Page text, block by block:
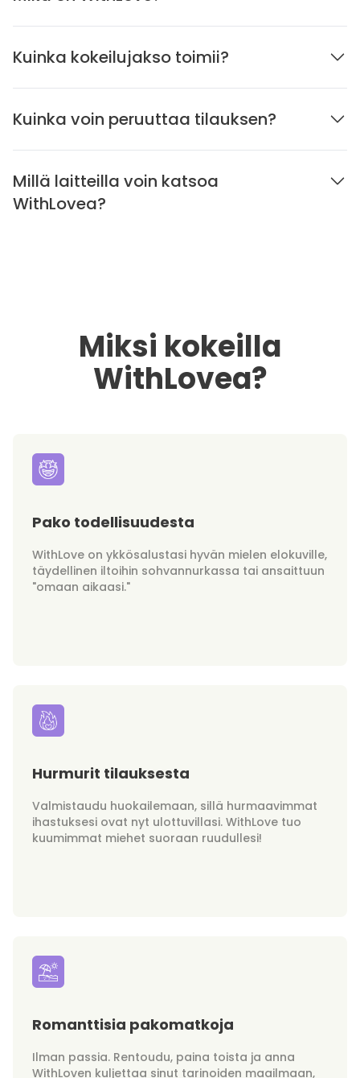
Kuinka kokeilujakso toimii?
Kuinka voin peruuttaa tilauksen?
Millä laitteilla voin katsoa
WithLovea?
Miksi kokeilla
WithLovea?
Pako todellisuudesta
WithLove on ykkösalustasi hyvän mielen elokuville,
täydellinen iltoihin sohvannurkassa tai ansaittuun
"omaan aikaasi."
Hurmurit tilauksesta
Valmistaudu huokailemaan, sillä hurmaavimmat
ihastuksesi ovat nyt ulottuvillasi. WithLove tuo
kuumimmat miehet suoraan ruudullesi!
Romanttisia pakomatkoja
Ilman passia. Rentoudu, paina toista ja anna
WithLoven kuljettaa sinut tarinoiden maailmaan,